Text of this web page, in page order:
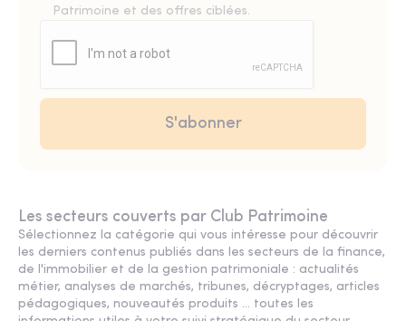
Patrimoine et des offres ciblées.
Les secteurs couverts par Club Patrimoine
Sélectionnez la catégorie qui vous intéresse pour découvrir
les derniers contenus publiés dans les secteurs de la finance,
de l'immobilier et de la gestion patrimoniale : actualités
métier, analyses de marchés, tribunes, décryptages, articles
pédagogiques, nouveautés produits ... toutes les